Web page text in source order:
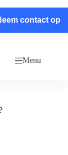
Contact
contact op
Menu